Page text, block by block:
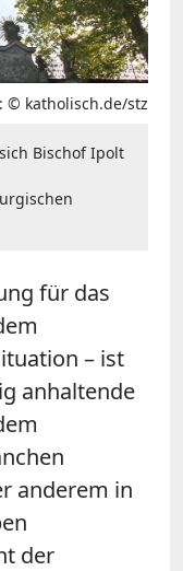
© katholisch.de/stz
Bischof Ipolt
für das
– ist
anhaltende
anderem in
der